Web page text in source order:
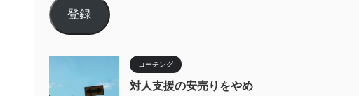
登録
コーチング
対人支援の安売りをやめ